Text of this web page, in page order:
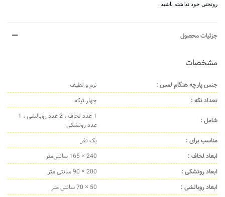
روتختی خود نداشته باشید.
جزئیات محصول
مشخصات
جنس پارچه هنگام لمس :
نرم و لطیف
تعداد تکه :
چهار تیکه
شامل :
1 عدد لحاف ، 2 عدد روبالشی ، 1
عدد روتشکی
مناسب برای :
یک نفر
ابعاد لحاف :
240 × 165 سانتی‌متر
ابعاد روتشکی :
200 × 90 سانتی متر
ابعاد روبالشی :
50 × 70 سانتی متر